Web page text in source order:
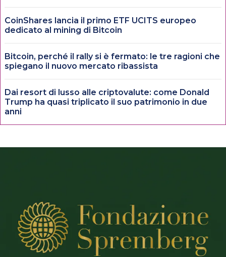
CoinShares lancia il primo ETF UCITS europeo
dedicato al mining di Bitcoin
Bitcoin, perché il rally si è fermato: le tre ragioni che
spiegano il nuovo mercato ribassista
Dai resort di lusso alle criptovalute: come Donald
Trump ha quasi triplicato il suo patrimonio in due
anni